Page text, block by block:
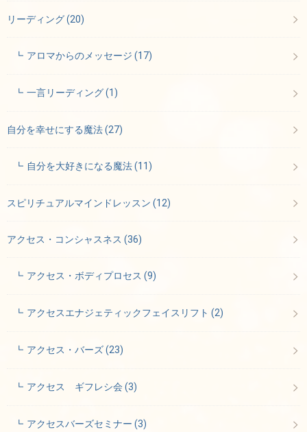
リーディング(20)
アロマからのメッセージ(17)
一言リーディング(1)
自分を幸せにする魔法(27)
自分を大好きになる魔法(11)
スピリチュアルマインドレッスン (12)
アクセス・コンシャスネス (36)
アクセス・ボディプロセス(9)
アクセスエナジェティックフェイスリフト(2)
アクセス・バーズ(23)
アクセス ギフレシ会(3)
アクセスバーズセミナー(3)